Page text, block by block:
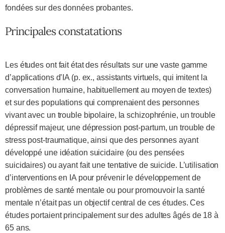
fondées sur des données probantes.
Principales constatations
Les études ont fait état des résultats sur une vaste gamme
d’applications d’IA (p. ex., assistants virtuels, qui imitent la
conversation humaine, habituellement au moyen de textes)
et sur des populations qui comprenaient des personnes
vivant avec un trouble bipolaire, la schizophrénie, un trouble
dépressif majeur, une dépression post-partum, un trouble de
stress post-traumatique, ainsi que des personnes ayant
développé une idéation suicidaire (ou des pensées
suicidaires) ou ayant fait une tentative de suicide. L’utilisation
d’interventions en IA pour prévenir le développement de
problèmes de santé mentale ou pour promouvoir la santé
mentale n’était pas un objectif central de ces études. Ces
études portaient principalement sur des adultes âgés de 18 à
65 ans.